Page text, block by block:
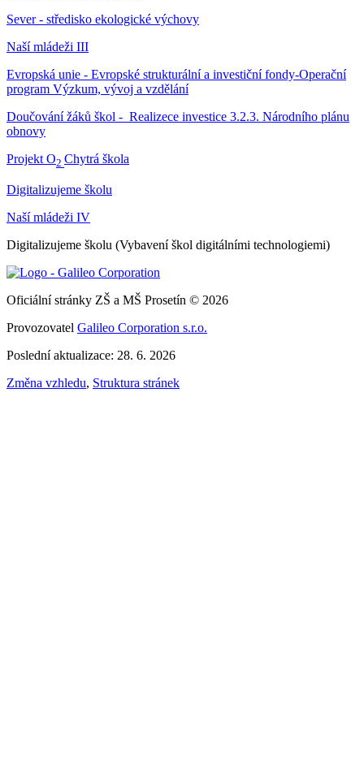
Sever - středisko ekologické výchovy
Naší mládeži III
Evropská unie - Evropské strukturální a investiční fondy-Operační
program Výzkum, vývoj a vzdělání
Doučování žáků škol - Realizece investice 3.2.3. Národního plánu
obnovy
Projekt O2 Chytrá škola
Digitalizujeme školu
Naší mládeži IV
Digitalizujeme školu (Vybavení škol digitálními technologiemi)
Oficiální stránky ZŠ a MŠ Prosetín © 2026
Provozovatel Galileo Corporation s.r.o.
Poslední aktualizace: 28. 6. 2026
Změna vzhledu, Struktura stránek